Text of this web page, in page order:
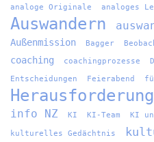
analoge Originale analoges
Auswandern
Außenmission Bagger
coaching coachingprozesse
Entscheidungen
Feierabend
info NZ KI KI-Team KI
kulturelles Gedächtnis